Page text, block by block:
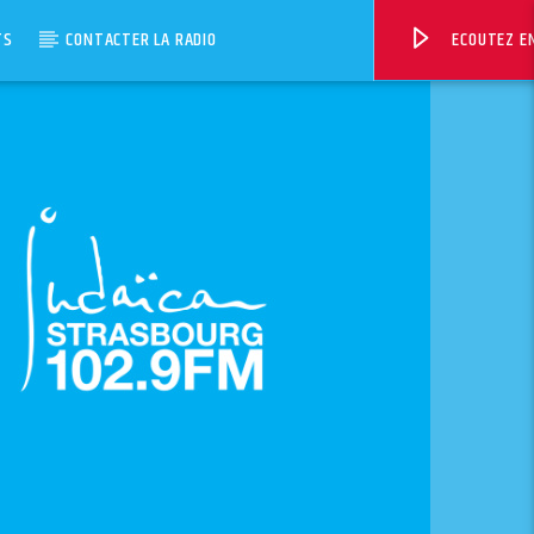
CONTACTER LA RADIO ECOUTEZ